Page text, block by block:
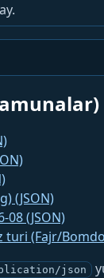
(JSON)
08 (JSON)
turi (Fajr/
json